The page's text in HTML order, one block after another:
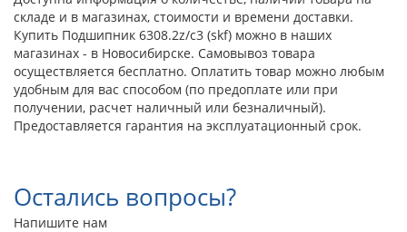
складе и в магазинах, стоимости и времени доставки.
Купить Подшипник 6308.2z/c3 (skf) можно в наших
магазинах - в Новосибирске. Самовывоз товара
осуществляется бесплатно. Оплатить товар можно любым
удобным для вас способом (по предоплате или при
получении, расчет наличный или безналичный).
Предоставляется гарантия на эксплуатационный срок.
Остались вопросы?
Напишите нам